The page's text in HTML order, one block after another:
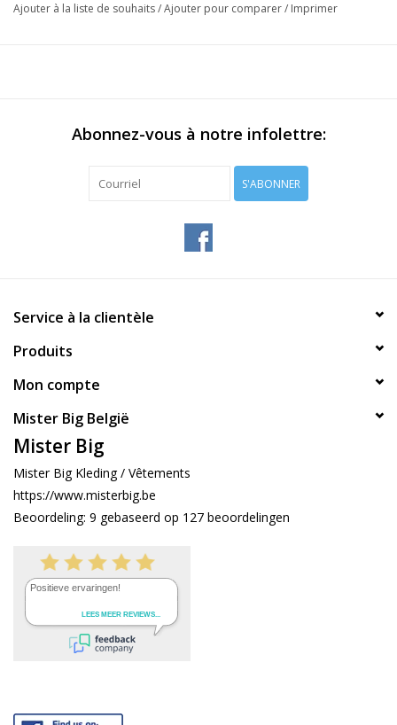
Ajouter à la liste de souhaits/Ajouter pour comparer/ Imprimer
Abonnez-vous à notre infolettre:
S'ABONNER
Service à la clientèle
Produits
Mon compte
Mister Big België
Mister Big
Mister Big Kleding / Vêtements
https://www.misterbig.be
Beoordeling: 9 gebaseerd op 127 beoordelingen